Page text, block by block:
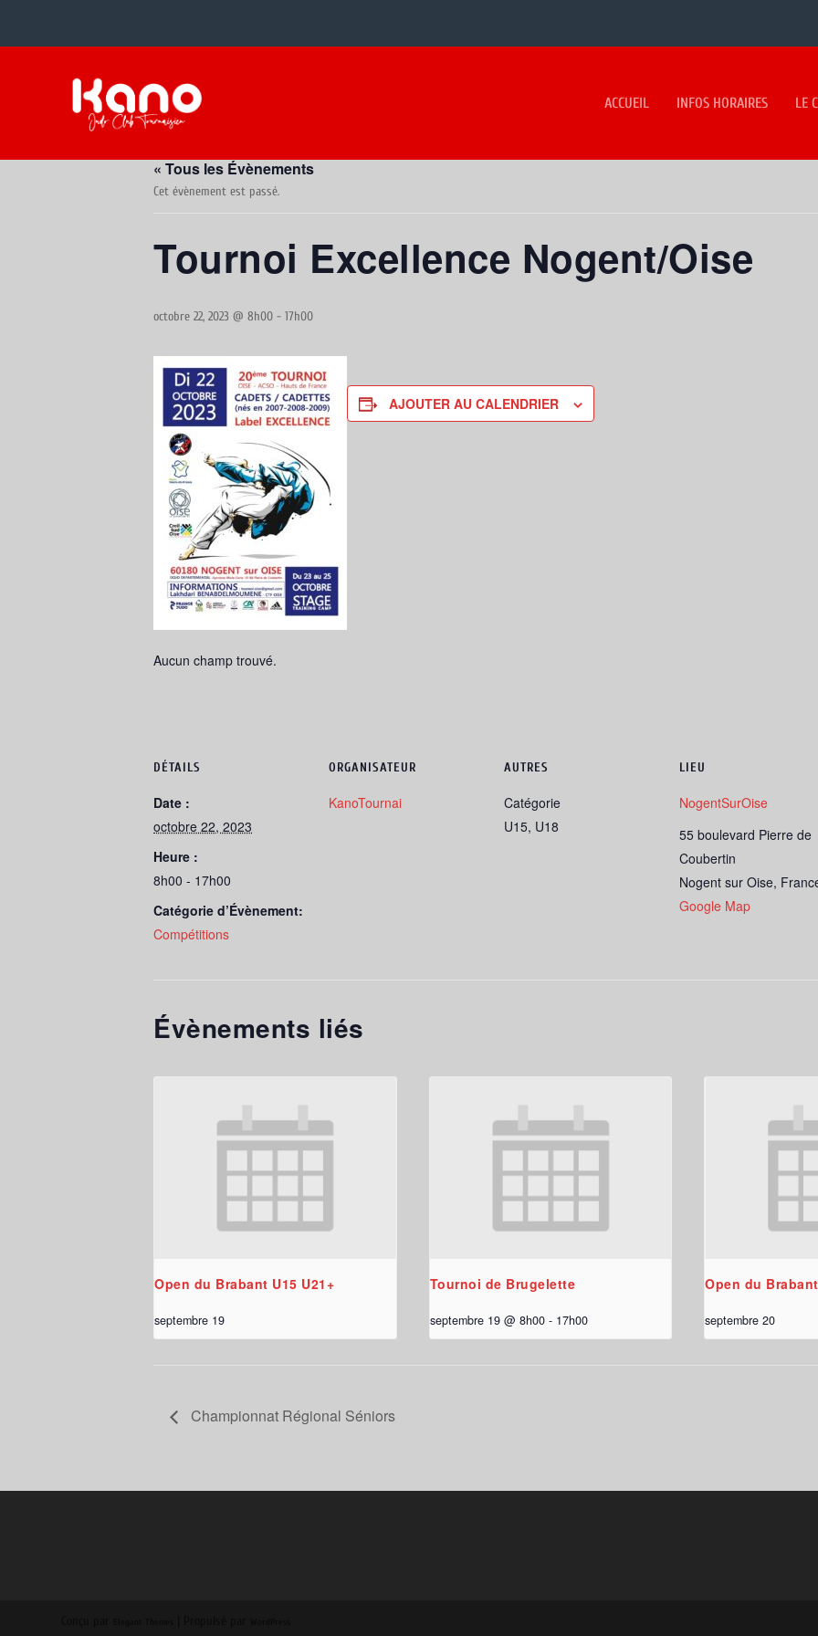
ACCUEIL INFOS HORAIRES LE
« Tous les Évènements
Cet évènement est passé.
Tournoi Excellence Nogent/Oise
octobre 22, 2023 @ 8h00 - 17h00
Aucun champ trouvé.
AJOUTER AU CALENDRIER
DÉTAILS
Date :
octobre 22, 2023
Heure :
8h00 - 17h00
Catégorie d’Évènement:
Compétitions
ORGANISATEUR
KanoTournai
AUTRES
Catégorie
U15, U18
LIEU
NogentSurOise
55 boulevard Pierre de
Coubertin
Nogent sur Oise,
Google Map
Évènements liés
Open du Brabant U15 U21+
septembre 19
Tournoi de Brugelette
septembre 19 @ 8h00 - 17h00
Open du
septembre 20
Championnat Régional Séniors